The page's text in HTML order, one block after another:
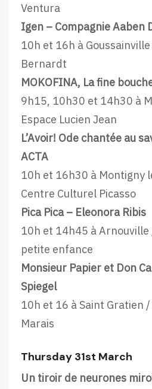
Ventura
Igen – Compagnie Aaben
10h et 16h à
Bernardt
MOKOFINA, La fine
9h15, 10h30 et 14h30 à
Espace Lucien Jean
L’Avoir! Ode chantée au
ACTA
10h et 16h30 à Montigny
Centre Culturel Picasso
Pica Pica – Eleonora Ribis
10h et 14h45 à Arnouville
petite enfance
Monsieur Papier et Don
Spiegel
10h et 16 à Saint Gratien
Marais
Thursday 31st March
Un tiroir de neurones